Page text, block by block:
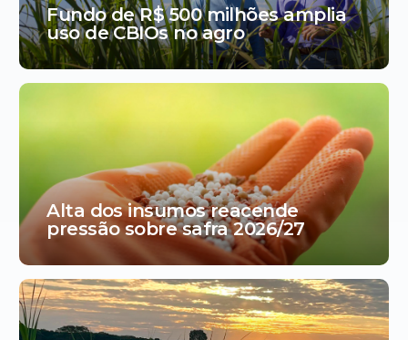
Fundo de R$ 500 milhões amplia
uso de CBIOs no agro
Alta dos insumos reacende
pressão sobre safra 2026/27